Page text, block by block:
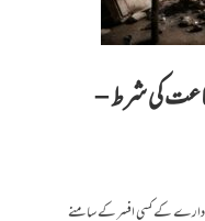
کی شرط –
ادارے کے کسی افسر کے سامنے